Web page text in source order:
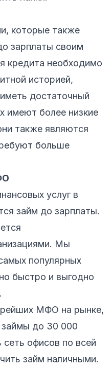
которые также
зарплаты своим
кредита необходимо
историей,
достаточный
имеют более низкие
также являются
больше
услуг в
займ до зарплаты.
Мы
популярных
быстро и выгодно
МФО на рынке,
займы до 30 000
сеть офисов по всей
займ наличными.